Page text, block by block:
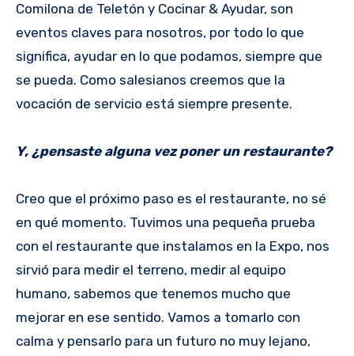
Comilona de Teletón y Cocinar & Ayudar, son
eventos claves para nosotros, por todo lo que
significa, ayudar en lo que podamos, siempre que
se pueda. Como salesianos creemos que la
vocación de servicio está siempre presente.
Y, ¿pensaste alguna vez poner un restaurante?
Creo que el próximo paso es el restaurante, no sé
en qué momento. Tuvimos una pequeña prueba
con el restaurante que instalamos en la Expo, nos
sirvió para medir el terreno, medir al equipo
humano, sabemos que tenemos mucho que
mejorar en ese sentido. Vamos a tomarlo con
calma y pensarlo para un futuro no muy lejano,